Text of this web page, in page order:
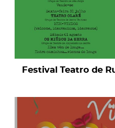
Festival Teatro de